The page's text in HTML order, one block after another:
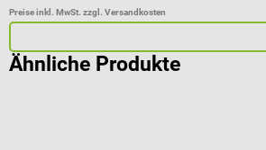
Preise inkl. MwSt. zzgl. Versandkosten
Ähnliche Produkte